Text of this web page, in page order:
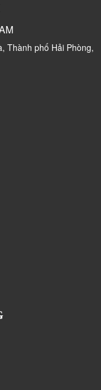
Thành phố Hải Phòng,